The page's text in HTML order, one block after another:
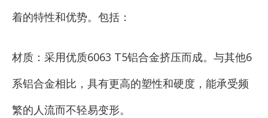
着的特性和优势。包括：
材质：采用优质6063 T5铝合金挤压而成。与其他6
系铝合金相比，具有更高的塑性和硬度，能承受频
繁的人流而不轻易变形。